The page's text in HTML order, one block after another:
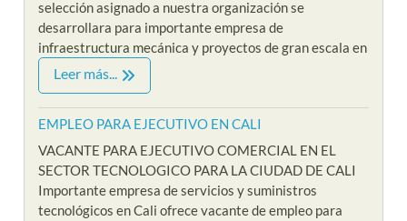
selección asignado a nuestra organización se
desarrollara para importante empresa de
infraestructura mecánica y proyectos de gran escala en
Leer más...
EMPLEO PARA EJECUTIVO EN CALI
VACANTE PARA EJECUTIVO COMERCIAL EN EL
SECTOR TECNOLOGICO PARA LA CIUDAD DE CALI
Importante empresa de servicios y suministros
tecnológicos en Cali ofrece vacante de empleo para